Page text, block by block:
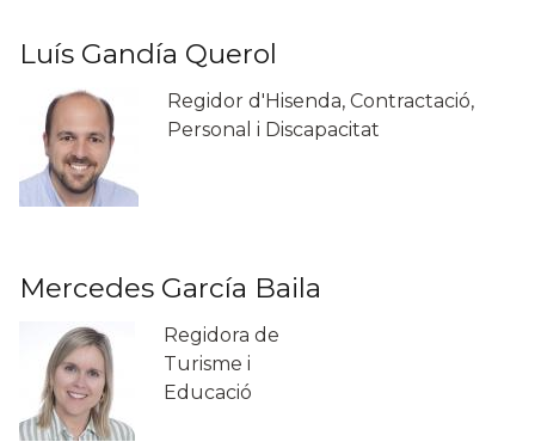
Luís Gandía Querol
Regidor d'Hisenda, Contractació,
Personal i Discapacitat
Mercedes García Baila
Regidora de
Turisme i
Educació